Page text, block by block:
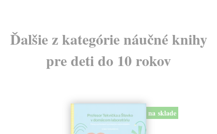
Ďalšie z kategórie náučné knihy
pre deti do 10 rokov
na sklade